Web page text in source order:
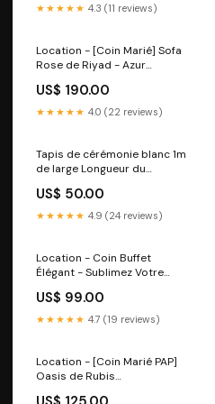
★★★★★ 4.3 (11 reviews)
Location - [Coin Marié] Sofa
Rose de Riyad - Azur
US$ 190.00
★★★★★ 4.0 (22 reviews)
Tapis de cérémonie blanc 1m
de large Longueur du
US$ 50.00
★★★★★ 4.9 (24 reviews)
Location - Coin Buffet
Élégant - Sublimez Votre
Taille du buffet:Buffet XXL -
150 personnes
US$ 99.00
★★★★★ 4.7 (19 reviews)
Location - [Coin Marié PAP]
Oasis de Rubis